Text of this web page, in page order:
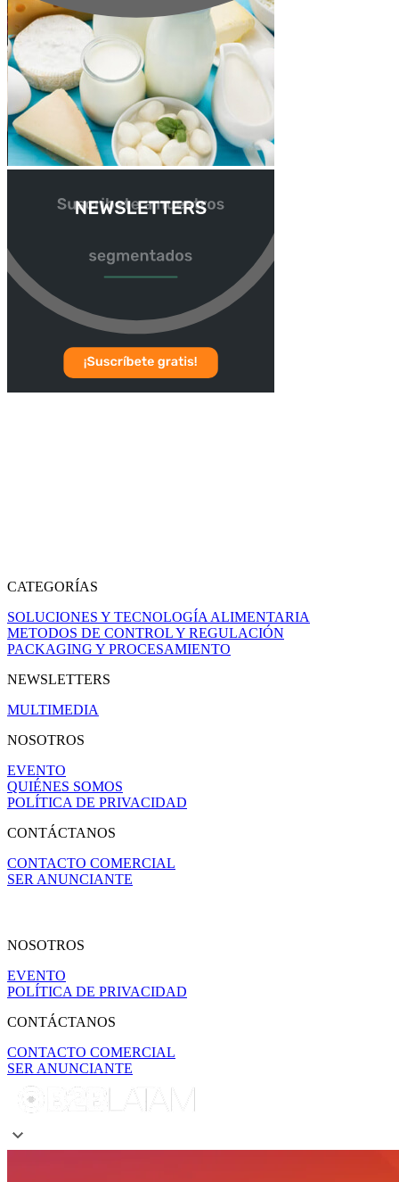
CATEGORÍAS
SOLUCIONES Y TECNOLOGÍA ALIMENTARIA
METODOS DE CONTROL Y REGULACIÓN
PACKAGING Y PROCESAMIENTO
NEWSLETTERS
MULTIMEDIA
NOSOTROS
EVENTO
QUIÉNES SOMOS
POLÍTICA DE PRIVACIDAD
CONTÁCTANOS
CONTACTO COMERCIAL
SER ANUNCIANTE
NOSOTROS
EVENTO
POLÍTICA DE PRIVACIDAD
CONTÁCTANOS
CONTACTO COMERCIAL
SER ANUNCIANTE